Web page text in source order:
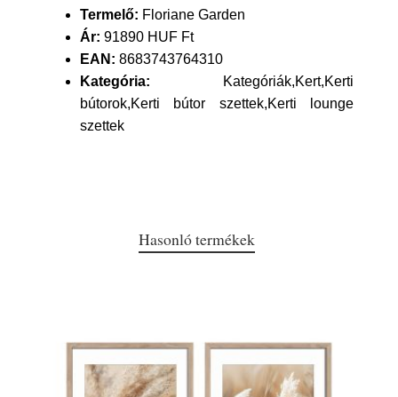
Termelő: Floriane Garden
Ár: 91890 HUF Ft
EAN: 8683743764310
Kategória: Kategóriák,Kert,Kerti
bútorok,Kerti bútor szettek,Kerti lounge
szettek
Hasonló termékek